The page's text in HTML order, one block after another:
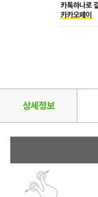
상세정보